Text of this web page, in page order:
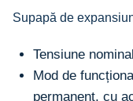
Supapă de
Tensiune
Mod de
permanent, cu